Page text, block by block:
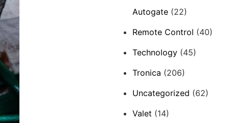
Autogate(22)
Remote Control (40)
Technology(45)
Tronica (206)
Uncategorized (62)
Valet (14)